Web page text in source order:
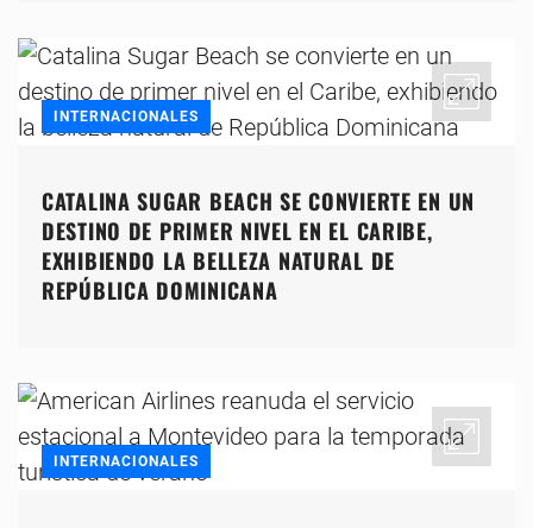
INTERNACIONALES
CATALINA SUGAR BEACH SE CONVIERTE EN UN
DESTINO DE PRIMER NIVEL EN EL CARIBE,
EXHIBIENDO LA BELLEZA NATURAL DE
REPÚBLICA DOMINICANA
INTERNACIONALES